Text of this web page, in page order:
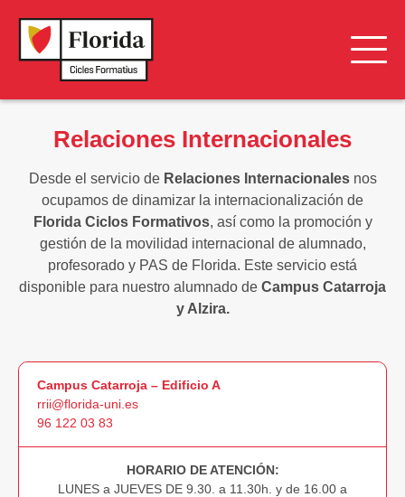
Centro de Idiomas
Más Servicios complementarios
Servicio de información al estudiante
Orientación e Inserción Profesional
Relaciones Internacionales
Sistemas de Información
Relaciones Internacionales
Desde el servicio de Relaciones Internacionalesnos
ocupamos de dinamizar la internacionalización de
Florida Ciclos Formativos, así como la promoción y
gestión de la movilidad internacional de alumnado,
profesorado y PAS de Florida. Este servicio está
disponible para nuestro alumnado de Campus Catarroja
y Alzira.
Campus Catarroja – Edificio A
rrii@florida-uni.es
96 122 03 83
HORARIO DE ATENCIÓN:
LUNES a JUEVES DE 9.30. a 11.30h. y de 16.00 a